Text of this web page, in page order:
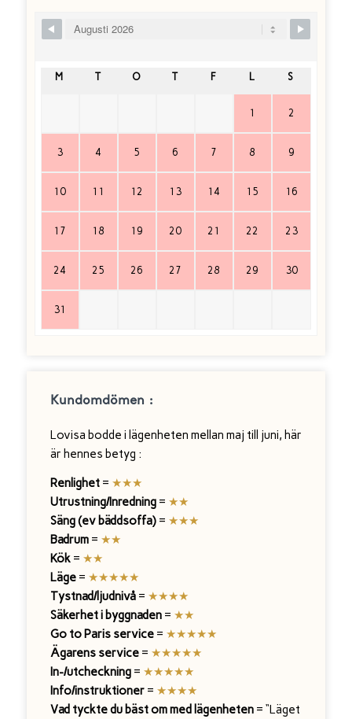
Skip Booking Form
M T O T F L S
1 2
3 4 5 6 7 8 9
10 11 12 13 14 15 16
17 18 19 20 21 22 23
24 25 26 27 28 29 30
31
Kundomdömen :
Lovisa bodde i lägenheten mellan maj till juni, här
är hennes betyg :
Renlighet= ★★★
Utrustning/Inredning= ★★
Säng (ev bäddsoffa)= ★★★
Badrum= ★★
Kök= ★★
Läge= ★★★★★
Tystnad/ljudnivå= ★★★★
Säkerhet i byggnaden= ★★
Go to Paris service= ★★★★★
Ägarens service= ★★★★★
In-/utcheckning= ★★★★★
Info/instruktioner= ★★★★
Vad tyckte du bäst om med lägenheten= “Läget